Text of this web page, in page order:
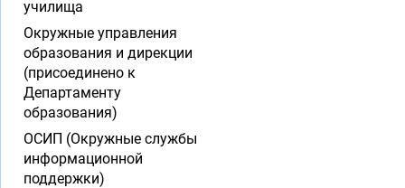
училища
Окружные управления
образования и дирекции
(присоединено к
Департаменту
образования)
ОСИП (Окружные службы
информационной
поддержки)